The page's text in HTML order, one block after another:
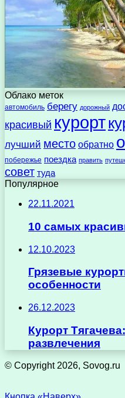
Облако меток
автомобиль берегу дорожный
красивый курорт
лучший место обратно
побережье поездка править
совет туда
Популярное
22.11.2021
10 самых
12.10.2023
Грязевые
особенности
26.12.2023
Курорт
развлечения
© Copyright 2026, Sovog.ru